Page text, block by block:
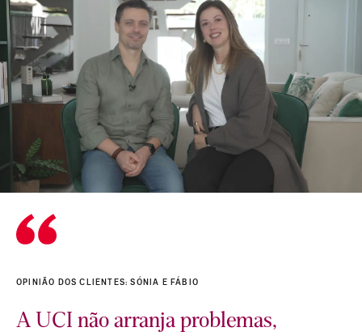
OPINIÃO DOS CLIENTES: SÓNIA E FÁBIO
A UCI não arranja problemas,